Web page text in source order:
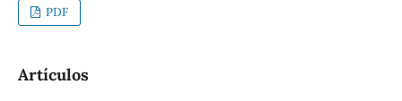
PDF
Artículos